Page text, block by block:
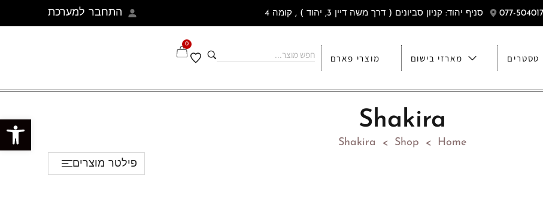
סניף יהוד: קניון סביונים ( דרך משה דיין 3, יהוד ) , קומה 4 התחבר למערכת
מוצרי פארם מארזי בישום טסטרים
0
Shakira
Home
>
Shop
>
Shakira
פילטר מוצרים
פתח סרגל נגישות